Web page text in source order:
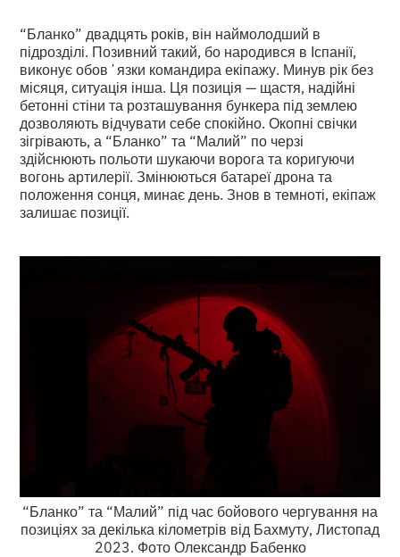
“Бланко” двадцять років, він наймолодший в
підрозділі. Позивний такий, бо народився в Іспанії,
виконує обовʼязки командира екіпажу. Минув рік без
місяця, ситуація інша. Ця позиція — щастя, надійні
бетонні стіни та розташування бункера під землею
дозволяють відчувати себе спокійно. Окопні свічки
зігрівають, а “Бланко” та “Малий” по черзі
здійснюють польоти шукаючи ворога та коригуючи
вогонь артилерії. Змінюються батареї дрона та
положення сонця, минає день. Знов в темноті, екіпаж
залишає позиції.
“Бланко” та “Малий” під час бойового чергування на
позиціях за декілька кілометрів від Бахмуту, Листопад
2023. Фото Олександр Бабенко